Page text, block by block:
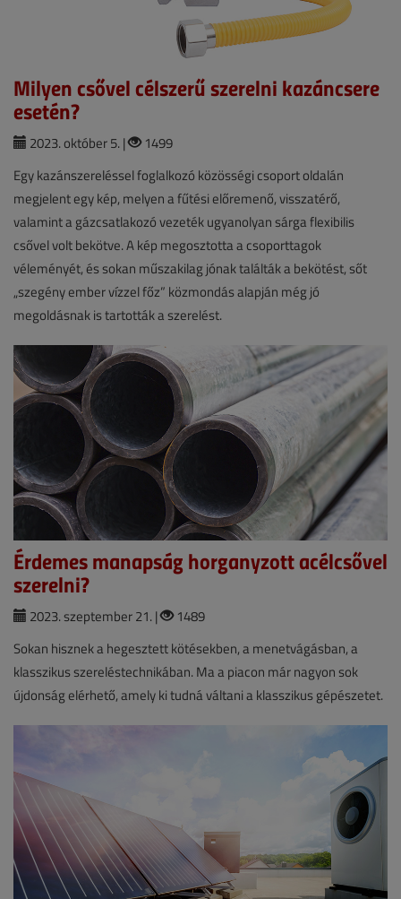
Milyen csővel célszerű szerelni kazáncsere
esetén?
2023. október 5. |
1499
Egy kazánszereléssel foglalkozó közösségi csoport oldalán
megjelent egy kép, melyen a fűtési előremenő, visszatérő,
valamint a gázcsatlakozó vezeték ugyanolyan sárga flexibilis
csővel volt bekötve. A kép megosztotta a csoporttagok
véleményét, és sokan műszakilag jónak találták a bekötést, sőt
„szegény ember vízzel főz” közmondás alapján még jó
megoldásnak is tartották a szerelést.
Érdemes manapság horganyzott acélcsővel
szerelni?
2023. szeptember 21. |
1489
Sokan hisznek a hegesztett kötésekben, a menetvágásban, a
klasszikus szereléstechnikában. Ma a piacon már nagyon sok
újdonság elérhető, amely ki tudná váltani a klasszikus gépészetet.